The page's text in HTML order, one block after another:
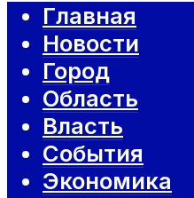
Главная
Новости
Город
Область
Власть
События
Экономика